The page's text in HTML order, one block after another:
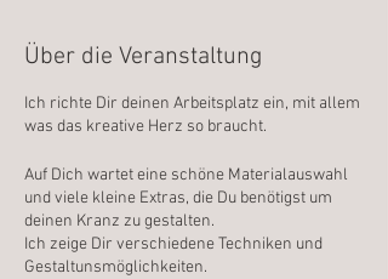
Über die Veranstaltung
Ich richte Dir deinen Arbeitsplatz ein, mit allem
was das kreative Herz so braucht.
Auf Dich wartet eine schöne Materialauswahl
und viele kleine Extras, die Du benötigst um
deinen Kranz zu gestalten.
Ich zeige Dir verschiedene Techniken und
Gestaltunsmöglichkeiten.